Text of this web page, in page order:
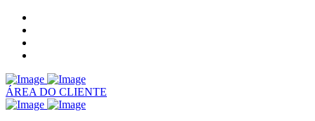
ÁREA DO CLIENTE